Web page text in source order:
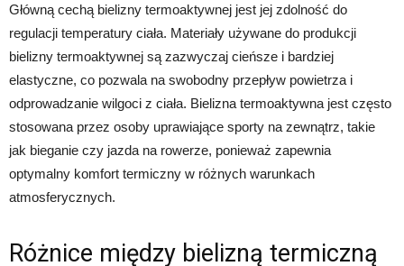
Główną cechą bielizny termoaktywnej jest jej zdolność do
regulacji temperatury ciała. Materiały używane do produkcji
bielizny termoaktywnej są zazwyczaj cieńsze i bardziej
elastyczne, co pozwala na swobodny przepływ powietrza i
odprowadzanie wilgoci z ciała. Bielizna termoaktywna jest często
stosowana przez osoby uprawiające sporty na zewnątrz, takie
jak bieganie czy jazda na rowerze, ponieważ zapewnia
optymalny komfort termiczny w różnych warunkach
atmosferycznych.
Różnice między bielizną termiczną